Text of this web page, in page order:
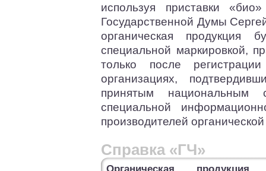
используя приставки
Государственной Думы
органическая продукция
специальной маркировкой,
только после
организациях,
принятым национальным
специальной
производителей
Справка «ГЧ»
Органическая продукция